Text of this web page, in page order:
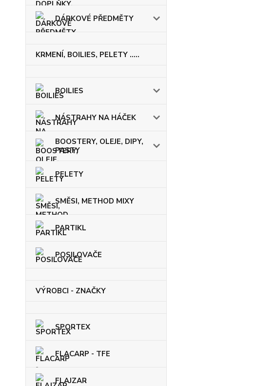
DÁRKOVÉ PŘEDMĚTY
KRMENÍ, BOILIES, PELETY .....
BOILIES
NÁSTRAHY NA HÁČEK
BOOSTERY, OLEJE, DIPY,
PASTY
PELETY
SMĚSI, METHOD MIXY
PARTIKL
POSILOVAČE
VÝROBCI - ZNAČKY
SPORTEX
FLACARP - TFE
FLAJZAR